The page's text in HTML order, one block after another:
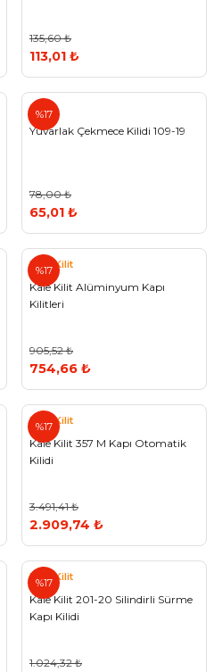
135,60 ₺
113,01 ₺
%17
Std
Yuvarlak Çekmece Kilidi 109-19
78,00 ₺
65,01 ₺
%17
Kale Kilit
Kale Kilit Alüminyum Kapı
Kilitleri
905,52 ₺
754,66 ₺
%17
Kale Kilit
Kale Kilit 357 M Kapı Otomatik
Kilidi
3.491,41 ₺
2.909,74 ₺
%17
Kale Kilit
Kale Kilit 201-20 Silindirli Sürme
Kapı Kilidi
1.024,32 ₺